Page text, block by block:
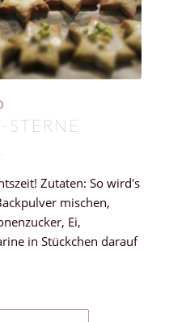
STERNE
Zutaten: So wird's
mischen,
Ei,
in Stückchen darauf